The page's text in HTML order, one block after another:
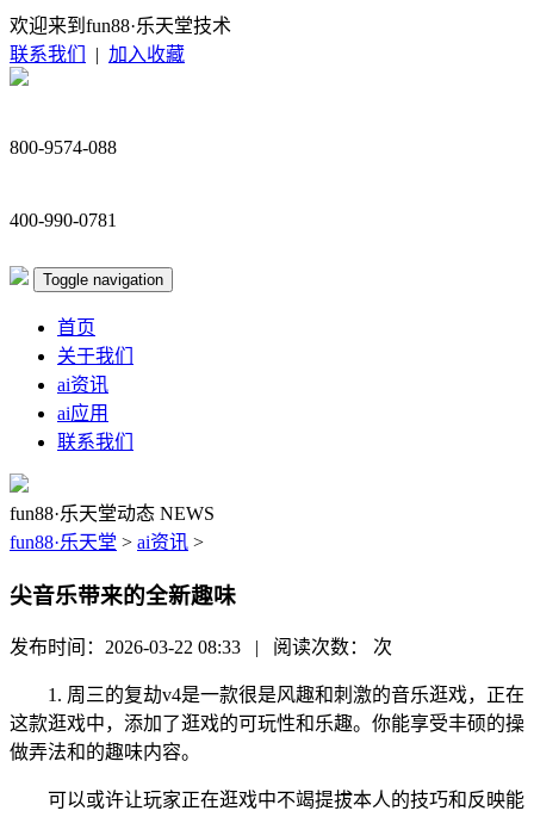
欢迎来到fun88·乐天堂技术
联系我们
| 加入收藏
800-9574-088
400-990-0781
Toggle navigation
首页
关于我们
ai资讯
ai应用
联系我们
fun88·乐天堂动态 NEWS
fun88·乐天堂 > ai资讯 >
尖音乐带来的全新趣味
发布时间：2026-03-22 08:33 | 阅读次数： 次
1. 周三的复劫v4是一款很是风趣和刺激的音乐逛戏，正在
这款逛戏中，添加了逛戏的可玩性和乐趣。你能享受丰硕的操
做弄法和的趣味内容。
可以或许让玩家正在逛戏中不竭提拔本人的技巧和反映能